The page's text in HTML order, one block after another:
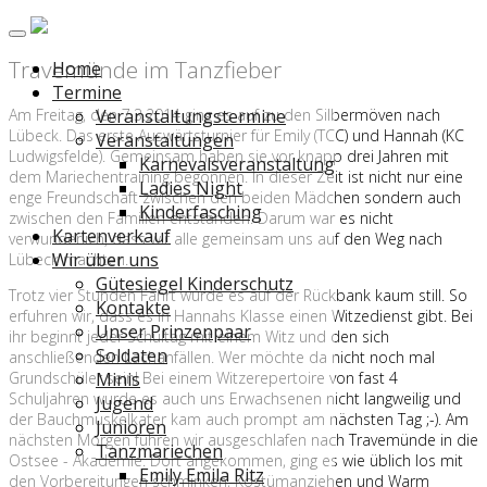
Home
Termine
Veranstaltungstermine
Veranstaltungen
Karnevalsveranstaltung
Ladies Night
Kinderfasching
Kartenverkauf
Wir über uns
Gütesiegel Kinderschutz
Kontakte
Unser Prinzenpaar
Soldaten
Minis
Jugend
Junioren
Tanzmariechen
Emily Emila Ritz
Travemünde im Tanzfieber
Am Freitag, den 7.3.2014 ging es auf zu den Silbermöven nach
Lübeck. Das erste Auswärtsturnier für Emily (TCC) und Hannah (KC
Ludwigsfelde). Gemeinsam haben sie vor knapp drei Jahren mit
dem Mariechentraining begonnen. In dieser Zeit ist nicht nur eine
enge Freundschaft zwischen den beiden Mädchen sondern auch
zwischen den Familien entstanden. Darum war es nicht
verwunderlich, dass wir alle gemeinsam uns auf den Weg nach
Lübeck machten.
Trotz vier Stunden Fahrt wurde es auf der Rückbank kaum still. So
erfuhren wir, dass es in Hannahs Klasse einen Witzedienst gibt. Bei
ihr beginnt jeder Schultag mit einem Witz und den sich
anschließenden Lachanfällen. Wer möchte da nicht noch mal
Grundschüler sein! Bei einem Witzerepertoire von fast 4
Schuljahren wurde es auch uns Erwachsenen nicht langweilig und
der Bauchmuskelkater kam auch prompt am nächsten Tag ;-). Am
nächsten Morgen fuhren wir ausgeschlafen nach Travemünde in die
Ostsee - Akademie. Dort angekommen, ging es wie üblich los mit
den Vorbereitungen schminken, Kostümanziehen und Warm